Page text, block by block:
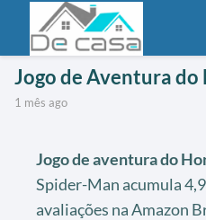
Jogo de Aventura do
1 mês ago
Jogo de aventura do
Spider-Man acumula
avaliações na Amazon